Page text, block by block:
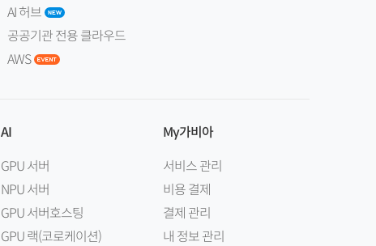
AI 허브
공공기관 전용 클라우드
AWS
AI
GPU 서버
NPU 서버
GPU 서버호스팅
GPU 랙(코로케이션)
My가비아
서비스 관리
비용 결제
결제 관리
내 정보 관리